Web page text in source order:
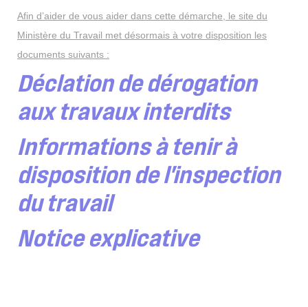
Afin d’aider de vous aider dans cette démarche, le site du
Ministère du Travail met désormais à votre disposition les
documents suivants :
Déclation de dérogation
aux travaux interdits
Informations à tenir à
disposition de l'inspection
du travail
Notice explicative